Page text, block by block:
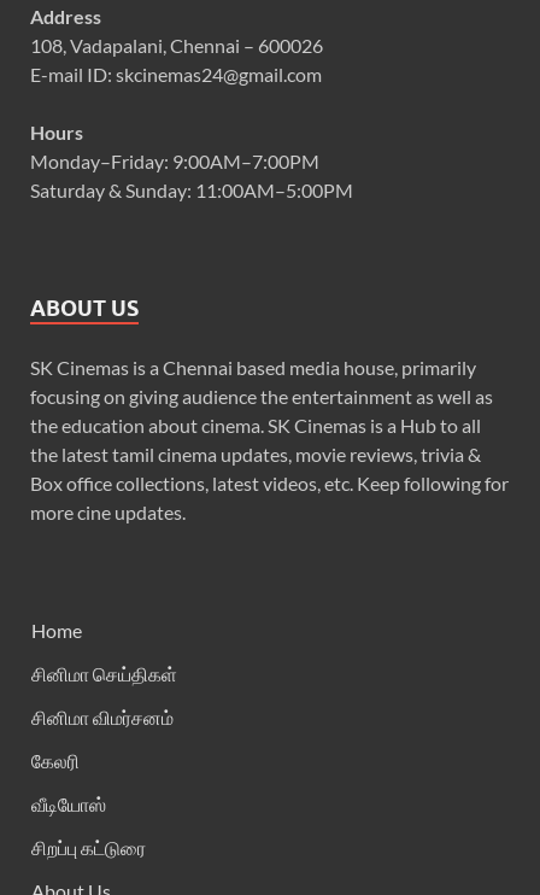
Address
108, Vadapalani, Chennai – 600026
E-mail ID: skcinemas24@gmail.com
Hours
Monday–Friday: 9:00AM–7:00PM
Saturday & Sunday: 11:00AM–5:00PM
ABOUT US
SK Cinemas is a Chennai based media house, primarily
focusing on giving audience the entertainment as well as
the education about cinema. SK Cinemas is a Hub to all
the latest tamil cinema updates, movie reviews, trivia &
Box office collections, latest videos, etc. Keep following for
more cine updates.
Home
சினிமா செய்திகள்
சினிமா விமர்சனம்
கேலரி
வீடியோஸ்
சிறப்பு கட்டுரை
About Us